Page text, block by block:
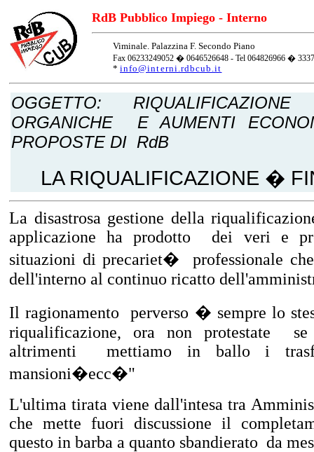
RdB Pubblico Impiego - Interno
Viminale. Palazzina F. Secondo Piano
Fax 06233249052 � 0646526648 - Tel 064826966 �
* info@interni.rdbcub.it
OGGETTO: RIQUALIFICAZIONE
ORGANICHE E AUMENTI
PROPOSTE DI RdB
LA RIQUALIFICAZIONE �
La disastrosa gestione della
applicazione ha prodotto dei veri e
situazioni di precariet� professionale
dell'interno al continuo ricatto
Il ragionamento perverso � sempre lo
riqualificazione, ora non protestate
altrimenti mettiamo in ballo i
mansioni�ecc�"
L'ultima tirata viene dall'intesa tra
che mette fuori discussione il
questo in barba a quanto sbandierato da